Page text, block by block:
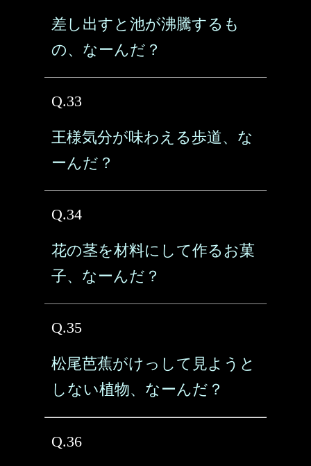
差し出すと池が沸騰するも
の、なーんだ？
Q.33
王様気分が味わえる歩道、な
ーんだ？
Q.34
花の茎を材料にして作るお菓
子、なーんだ？
Q.35
松尾芭蕉がけっして見ようと
しない植物、なーんだ？
Q.36